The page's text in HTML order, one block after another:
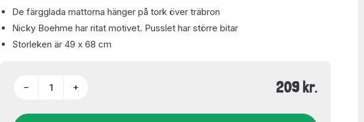
De färgglada mattorna hänger på tork över träbron
Nicky Boehme har ritat motivet. Pusslet har större bitar
Storleken är 49 x 68 cm
− + 209 kr.